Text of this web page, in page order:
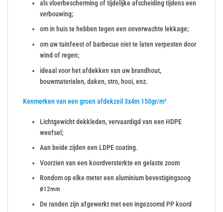
als vloerbescherming of tijdelijke afscheiding tijdens een
verbouwing;
om in huis te hebben tegen een onverwachte lekkage;
om uw tuinfeest of barbecue niet te laten verpesten door
wind of regen;
ideaal voor het afdekken van uw brandhout,
bouwmaterialen, daken, stro, hooi, enz.
Kenmerken van een groen afdekzeil 3x4m 150gr/m²
Lichtgewicht dekkleden, vervaardigd van een HDPE
weefsel;
Aan beide zijden een LDPE coating.
Voorzien van een koordversterkte en gelaste zoom
Rondom op elke meter een aluminium bevestigingsoog
ø12mm
De randen zijn afgewerkt met een ingezoomd PP koord